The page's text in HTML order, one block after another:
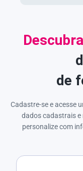
Descubra
de
Cadastre-se e acesse
dados cadastrais
personalize com